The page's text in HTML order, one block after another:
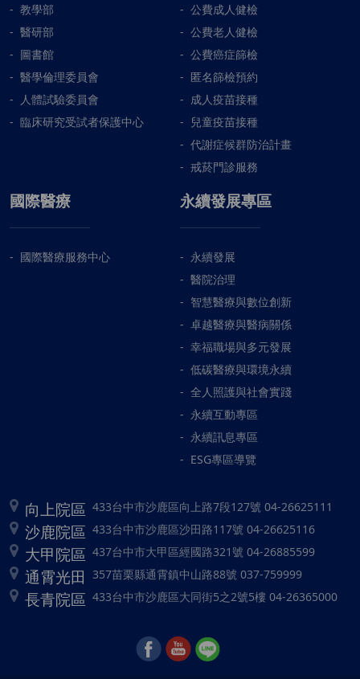
教學部
醫研部
圖書館
醫學倫理委員會
人體試驗委員會
臨床研究受試者保護中心
公費成人健檢
公費老人健檢
公費癌症篩檢
匿名篩檢預約
成人疫苗接種
兒童疫苗接種
代謝症候群防治計畫
戒菸門診服務
國際醫療
國際醫療服務中心
永續發展專區
永續發展
醫院治理
智慧醫療與數位創新
卓越醫療與醫病關係
幸福職場與多元發展
低碳醫療與環境永續
全人照護與社會實踐
永續互動專區
永續訊息專區
ESG專區導覽
向上院區 433台中市沙鹿區向上路7段127號 04-26625111
沙鹿院區 433台中市沙鹿區沙田路117號 04-26625116
大甲院區 437台中市大甲區經國路321號 04-26885599
通霄光田 357苗栗縣通霄鎮中山路88號 037-759999
長青院區 433台中市沙鹿區大同街5之2號5樓 04-26365000